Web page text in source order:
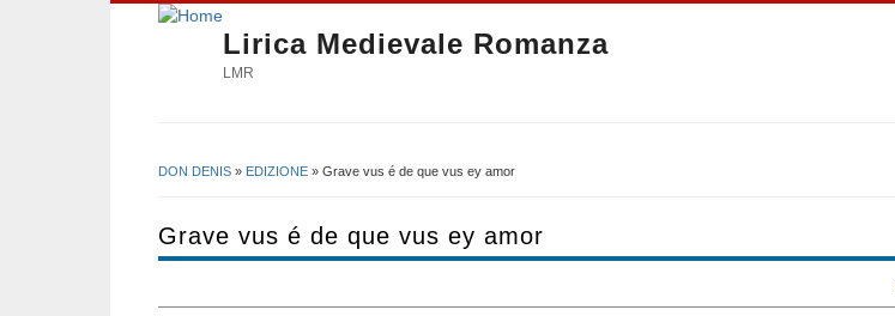
Lirica Medievale Romanza
LMR
DON DENIS » EDIZIONE » Grave vus é de que vus ey amor
Grave vus é de que vus ey amor